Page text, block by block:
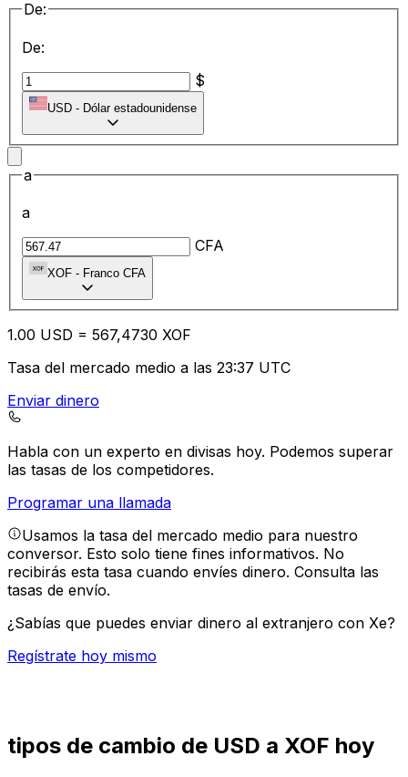
De:
De:
$
USD - Dólar estadounidense
a
a
CFA
XOF - Franco CFA
1.00 USD = 567,4730 XOF
Tasa del mercado medio a las 23:37 UTC
Enviar dinero
Habla con un experto en divisas hoy. Podemos superar
las tasas de los competidores.
Programar una llamada
Usamos la tasa del mercado medio para nuestro
conversor. Esto solo tiene fines informativos. No
recibirás esta tasa cuando envíes dinero. Consulta las
tasas de envío.
¿Sabías que puedes enviar dinero al extranjero con Xe?
Regístrate hoy mismo
tipos de cambio de USD a XOF hoy